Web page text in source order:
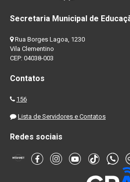
Secretaria Municipal de
Rua Borges Lagoa, 1230
Vila Clementino
CEP: 04038-003
Contatos
156
Lista de Servidores e Contatos
Redes sociais